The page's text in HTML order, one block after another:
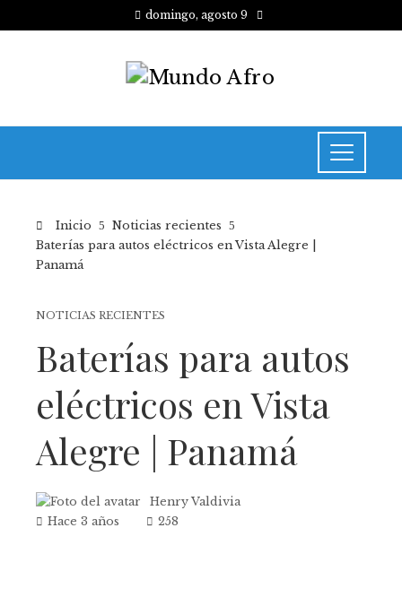
domingo, agosto 9
Inicio
Noticias recientes
Baterías para autos eléctricos en Vista Alegre |
Panamá
NOTICIAS RECIENTES
Baterías para autos
eléctricos en Vista
Alegre | Panamá
Henry Valdivia
Hace 3 años
258